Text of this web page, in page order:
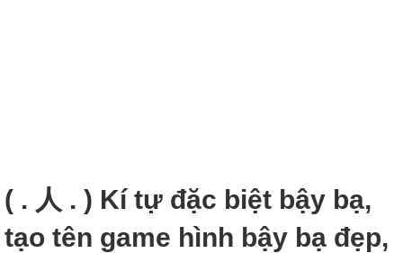
( . 人 . ) Kí tự đặc biệt bậy bạ,
tạo tên game hình bậy bạ đẹp,